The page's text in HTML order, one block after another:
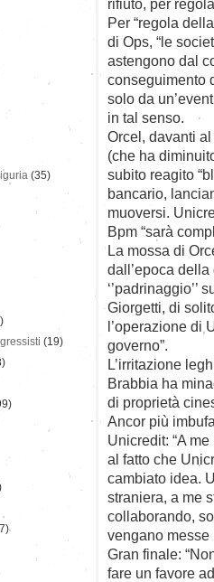
rifiuto, per
Per “regola
di Ops, “le
astengono dal
conseguimento
solo da
in tal senso.
Orcel, davanti
(che ha
subito reagito
bancario,
muoversi.
Bpm “sarà
La mossa di
dall’epoca
Giorgetti, di
l’operazione di
governo”.
L’irritazione
Brabbia ha
di proprietà
Ancor più
Unicredit: “A
al fatto che
cambiato idea.
straniera, a me
collaborando,
vengano messe
Gran finale:
fare un favore
(35)
(19)